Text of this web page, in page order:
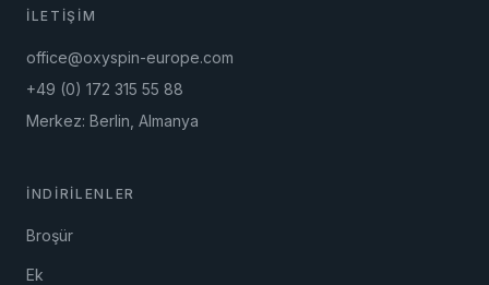
İLETIŞIM
office@oxyspin-europe.com
+49 (0) 172 315 55 88
Merkez: Berlin, Almanya
İNDIRILENLER
Broşür
Ek